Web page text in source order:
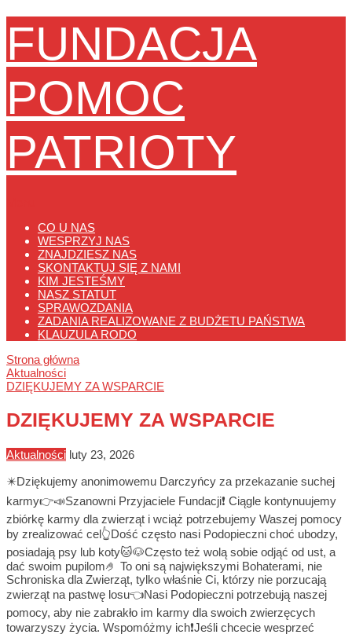
FUNDACJA
POMOC
PATRIOTY
CO U NAS
WESPRZYJ NAS
ZNAJDZIESZ NAS
SKONTAKTUJ SIĘ Z NAMI
KIM JESTEŚMY
NASZ STATUT
SPRAWOZDANIA
ZADANIA REALIZOWANE Z BUDŻETU PAŃSTWA
KLAUZULA RODO
Strona główna
Aktualności
DZIĘKUJEMY ZA WSPARCIE
DZIĘKUJEMY ZA WSPARCIE
Aktualności luty 23, 2026
✴️Dziękujemy anonimowemu Darczyńcy za przekazanie suchej
karmy👉📣Szanowni Przyjaciele Fundacji❗ Ciągle kontynuujemy
zbiórkę karmy dla zwierząt i wciąż potrzebujemy Waszej pomocy
by zrealizować cel👆Dość często nasi Podopieczni choć ubodzy,
posiadają psy lub koty🐱🐶Często też wolą sobie odjąć od ust, a
dać swoim pupilom🤌 To oni są największymi Bohaterami, nie
Schroniska dla Zwierząt, tylko właśnie Ci, którzy nie porzucają
zwierząt na pastwę losu👈Nasi Podopieczni potrzebują naszej
pomocy, aby nie zabrakło im karmy dla swoich zwierzęcych
towarzyszy życia. Wspomóżmy ich❗Jeśli chcecie wesprzeć